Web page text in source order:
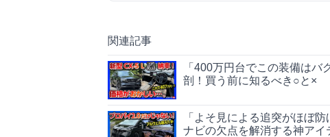
関連記事
「400万円台でこの装備は
剖！買う前に知るべき○と×
「よそ見による追突がほぼ
ナビの欠点を解消する神アイ